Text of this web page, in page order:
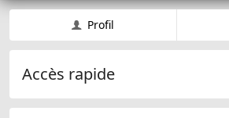
Profil
Accès rapide